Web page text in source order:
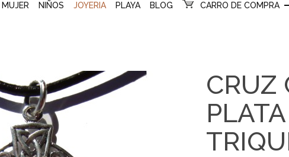
MUJER NIÑOS JOYERIA PLAYA BLOG CARRO DE COMPRA
CRUZ